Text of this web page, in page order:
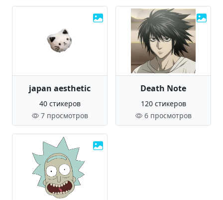
japan aesthetic
40 стикеров
7 просмотров
Death Note
120 стикеров
6 просмотров